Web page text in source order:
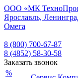
ООО «МК
Ярославль,
Омега
8 (800) 700-67-87
8 (4852) 58-30-58
Заказать звонок
%